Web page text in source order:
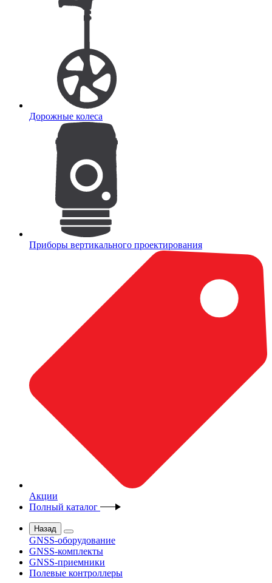
Дорожные колеса
Приборы вертикального проектирования
Акции
Полный каталог
Назад
GNSS-оборудование
GNSS-комплекты
GNSS-приемники
Полевые контроллеры